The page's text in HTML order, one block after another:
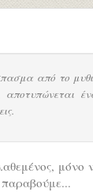
από το
μόνο